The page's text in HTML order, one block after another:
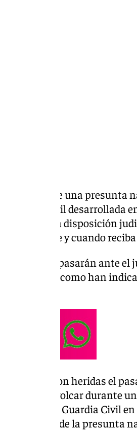
tripulantes de una presunta
Guardia Civil desarrollada
pasará a disposición
siempre y cuando
también pasarán ante el
hospitalaria, como han
resultaron heridas el
la costa y volcar durante
por la Guardia Civil
tripulantes de la presunta